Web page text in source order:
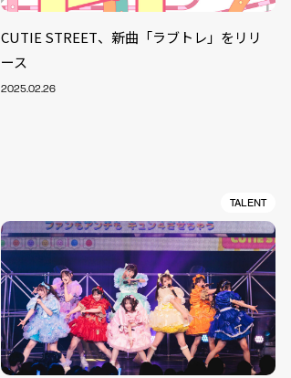
CUTIE STREET、新曲「ラブトレ」をリリ
ース
2025.02.26
TALENT